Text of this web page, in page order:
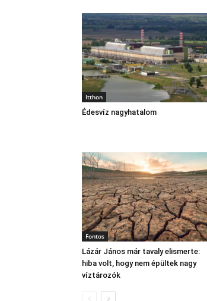
Itthon
Édesvíz nagyhatalom
Fontos
Lázár János már tavaly elismerte:
hiba volt, hogy nem épültek nagy
víztározók